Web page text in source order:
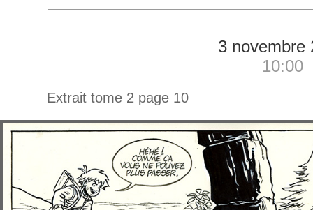
3 novembre
10:00
Extrait tome 2 page 10